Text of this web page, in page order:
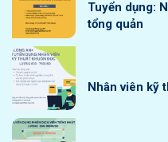
Tuyển dụng:
tổng quản
Nhân viên kỹ